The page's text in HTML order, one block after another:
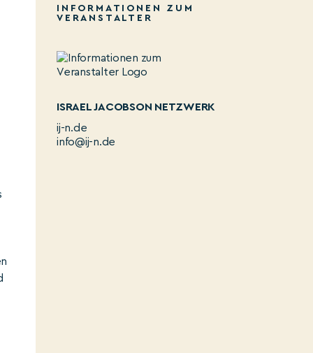
INFORMATIONEN ZUM
VERANSTALTER
ISRAEL JACOBSON NETZWERK
ij-n.de
info@ij-n.de